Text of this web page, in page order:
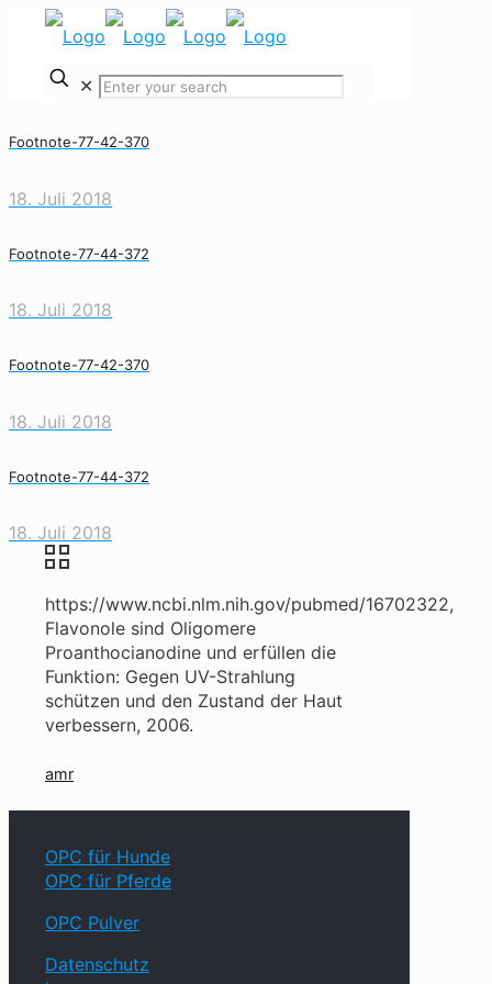
✕
Footnote-77-42-370
18. Juli 2018
Footnote-77-44-372
18. Juli 2018
Footnote-77-42-370
18. Juli 2018
Footnote-77-44-372
18. Juli 2018
https://www.ncbi.nlm.nih.gov/pubmed/16702322,
Flavonole sind Oligomere
Proanthocianodine und erfüllen die
Funktion: Gegen UV-Strahlung
schützen und den Zustand der Haut
verbessern, 2006.
amr
OPC für Hunde
OPC für Pferde
OPC Pulver
Datenschutz